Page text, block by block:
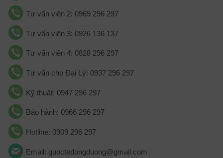
Tư vấn viên 2: 0969 296 297
Tư vấn viên 3: 0926 136 137
Tư vấn viên 4: 0828 296 297
Tư vấn cho Đại Lý: 0937 296 297
Kỹ thuật: 0947 296 297
Bảo hành: 0966 296 297
Hotline: 0909 296 297
Email: quoctedongduong@gmail.com